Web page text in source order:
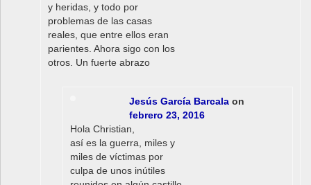
y heridas, y todo por
problemas de las casas
reales, que entre ellos eran
parientes. Ahora sigo con los
otros. Un fuerte abrazo
Jesús García Barcala on
febrero 23, 2016
Hola Christian,
así es la guerra, miles y
miles de víctimas por
culpa de unos inútiles